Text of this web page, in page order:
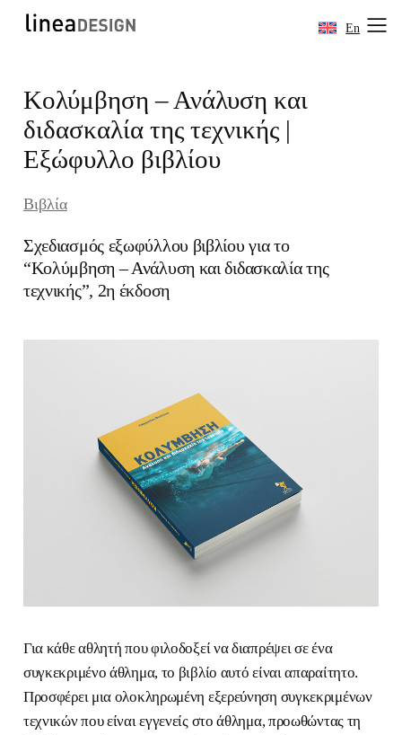
content
En
Κολύμβηση – Ανάλυση και
διδασκαλία της τεχνικής |
Εξώφυλλο βιβλίου
Βιβλία
Σχεδιασμός εξωφύλλου βιβλίου για το
“Κολύμβηση – Ανάλυση και διδασκαλία της
τεχνικής”, 2η έκδοση
Για κάθε αθλητή που φιλοδοξεί να διαπρέψει σε ένα
συγκεκριμένο άθλημα, το βιβλίο αυτό είναι απαραίτητο.
Προσφέρει μια ολοκληρωμένη εξερεύνηση συγκεκριμένων
τεχνικών που είναι εγγενείς στο άθλημα, προωθώντας τη